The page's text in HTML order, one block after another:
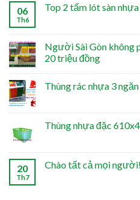
06
Th6
Top 2 tấm lót sàn
Người Sài Gòn không
20 triệu đồng
Thùng rác nhựa 3 ngăn
Thùng nhựa đặc
20
Th7
Chào tất cả mọi người!